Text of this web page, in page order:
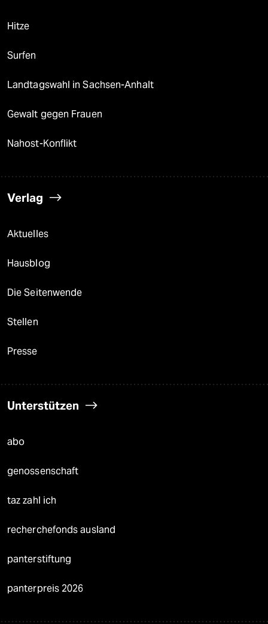
Hitze
Surfen
Landtagswahl in Sachsen-Anhalt
Gewalt gegen Frauen
Nahost-Konflikt
Verlag
Aktuelles
Hausblog
Die Seitenwende
Stellen
Presse
Unterstützen
abo
genossenschaft
taz zahl ich
recherchefonds ausland
panterstiftung
panterpreis 2026